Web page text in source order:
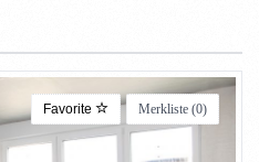
Merkliste (0)
Favorite